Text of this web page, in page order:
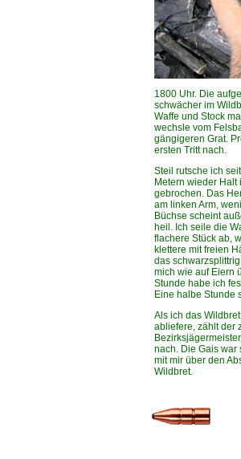
1800 Uhr. Die
schwächer im
Waffe und Stock
wechsle vom
gängigeren Grat.
ersten Tritt nach.
Steil rutsche ich
Metern wieder Halt
gebrochen. Das
am linken Arm,
Büchse scheint
heil. Ich seile die
flachere Stück ab,
klettere mit freien
das
mich wie auf Eiern
Stunde habe ich
Eine halbe Stunde
Als ich das
abliefere, zählt der
nach. Die Gais war
mit mir über den
Wildbret.